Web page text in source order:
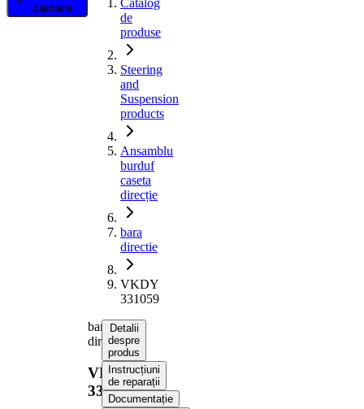
căutare
Catalog
de
produse
Steering
and
Suspension
products
Ansamblu
burduf
caseta
direcție
bara
directie
VKDY
331059
bara
directie
VKDY
331059
Detalii
despre
produs
Instrucțiuni
de reparații
Documentație